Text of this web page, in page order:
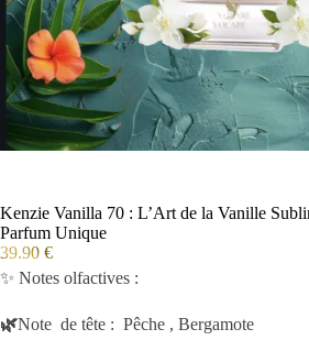
Kenzie Vanilla 70 : L’Art de la Vanille
Parfum Unique
39.90 €
✨ Notes olfactives :
🌿Note de tête : Pêche , Bergamote